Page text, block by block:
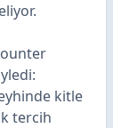
kitle
tercih